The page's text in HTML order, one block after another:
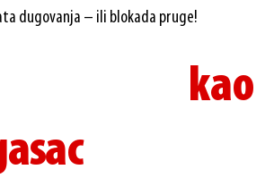
dugovanja – ili blokada pruge!
kao